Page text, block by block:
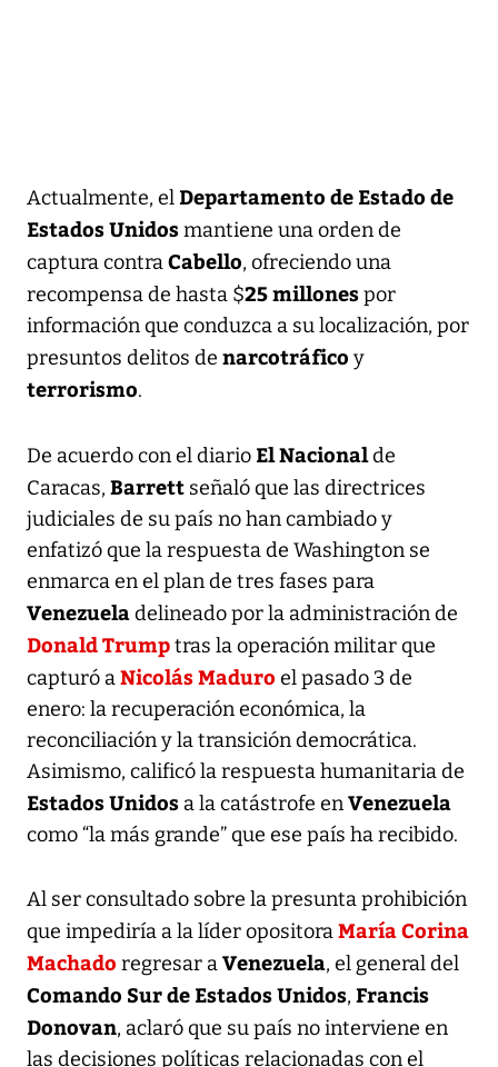
Actualmente, el Departamento de Estado de
Estados Unidosmantiene una orden de
captura contraCabello, ofreciendo una
recompensa de hasta $25 millonespor
información que conduzca a su localización, por
presuntos delitos de narcotráfico y
terrorismo.
De acuerdo con el diario El Nacionalde
Caracas, Barrett señaló que las directrices
judiciales de su país no han cambiado y
enfatizó que la respuesta de Washington se
enmarca en el plan de tres fases para
Venezueladelineado por la administración de
Donald Trumptras la operación militar que
capturó aNicolás Maduro el pasado 3 de
enero: la recuperación económica, la
reconciliación y la transición democrática.
Asimismo, calificó la respuesta humanitaria de
Estados Unidos a la catástrofe enVenezuela
como “la más grande” que ese país ha recibido.
Al ser consultado sobre la presunta prohibición
que impediría a la líder opositoraMaría Corina
Machado regresar aVenezuela, el general del
Comando Sur de Estados Unidos, Francis
Donovan, aclaró que su país no interviene en
las decisiones políticas relacionadas con el